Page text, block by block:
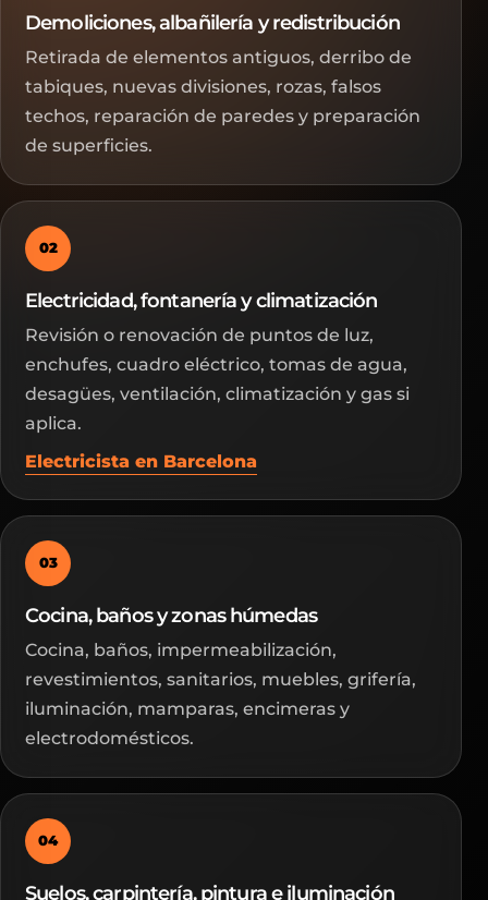
Demoliciones, albañilería y redistribución
Retirada de elementos antiguos, derribo de
tabiques, nuevas divisiones, rozas, falsos
techos, reparación de paredes y preparación
de superficies.
02
Electricidad, fontanería y climatización
Revisión o renovación de puntos de luz,
enchufes, cuadro eléctrico, tomas de agua,
desagües, ventilación, climatización y gas si
aplica.
Electricista en Barcelona
03
Cocina, baños y zonas húmedas
Cocina, baños, impermeabilización,
revestimientos, sanitarios, muebles, grifería,
iluminación, mamparas, encimeras y
electrodomésticos.
04
Suelos, carpintería, pintura e iluminación